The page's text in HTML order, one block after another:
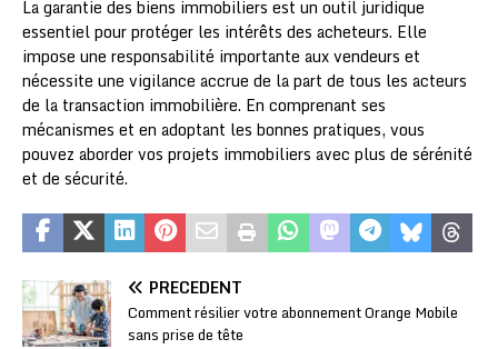
La garantie des biens immobiliers est un outil juridique
essentiel pour protéger les intérêts des acheteurs. Elle
impose une responsabilité importante aux vendeurs et
nécessite une vigilance accrue de la part de tous les acteurs
de la transaction immobilière. En comprenant ses
mécanismes et en adoptant les bonnes pratiques, vous
pouvez aborder vos projets immobiliers avec plus de sérénité
et de sécurité.
PRÉCÉDENT
Comment résilier votre abonnement Orange Mobile
sans prise de tête